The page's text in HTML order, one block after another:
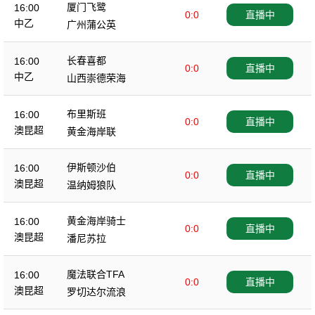
16:00
中乙
厦门飞鹭
0:0
广州蒲公英
直播中
16:00
中乙
长春喜都
0:0
山西崇德荣海
直播中
16:00
澳昆超
布里斯班
0:0
黄金海岸联
直播中
16:00
澳昆超
伊斯顿沙伯
0:0
温纳姆狼队
直播中
16:00
澳昆超
黄金海岸骑士
0:0
潘尼苏拉
直播中
16:00
澳昆超
魔法联合TFA
0:0
罗切达尔流浪
直播中